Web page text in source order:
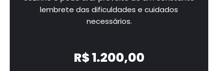
lembrete das dificuldades e cuidados
necessários.
R$ 1.200,00